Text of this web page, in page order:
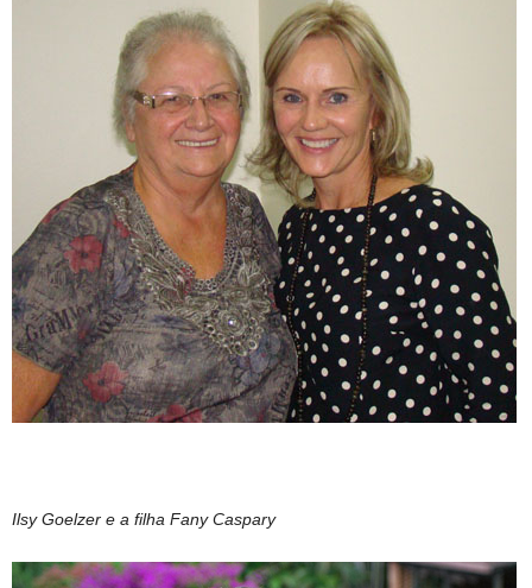
Ilsy Goelzer e a filha Fany Caspary